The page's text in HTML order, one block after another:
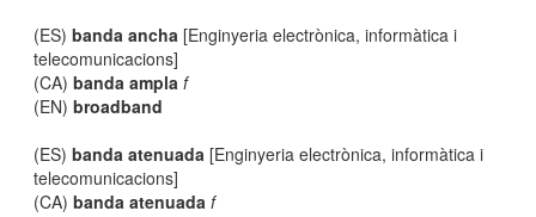
(ES)banda ancha [Enginyeria electrònica, informàtica i
telecomunicacions]
(CA)banda ampla f
(EN)broadband
(ES)banda atenuada [Enginyeria electrònica, informàtica i
telecomunicacions]
(CA)banda atenuada f